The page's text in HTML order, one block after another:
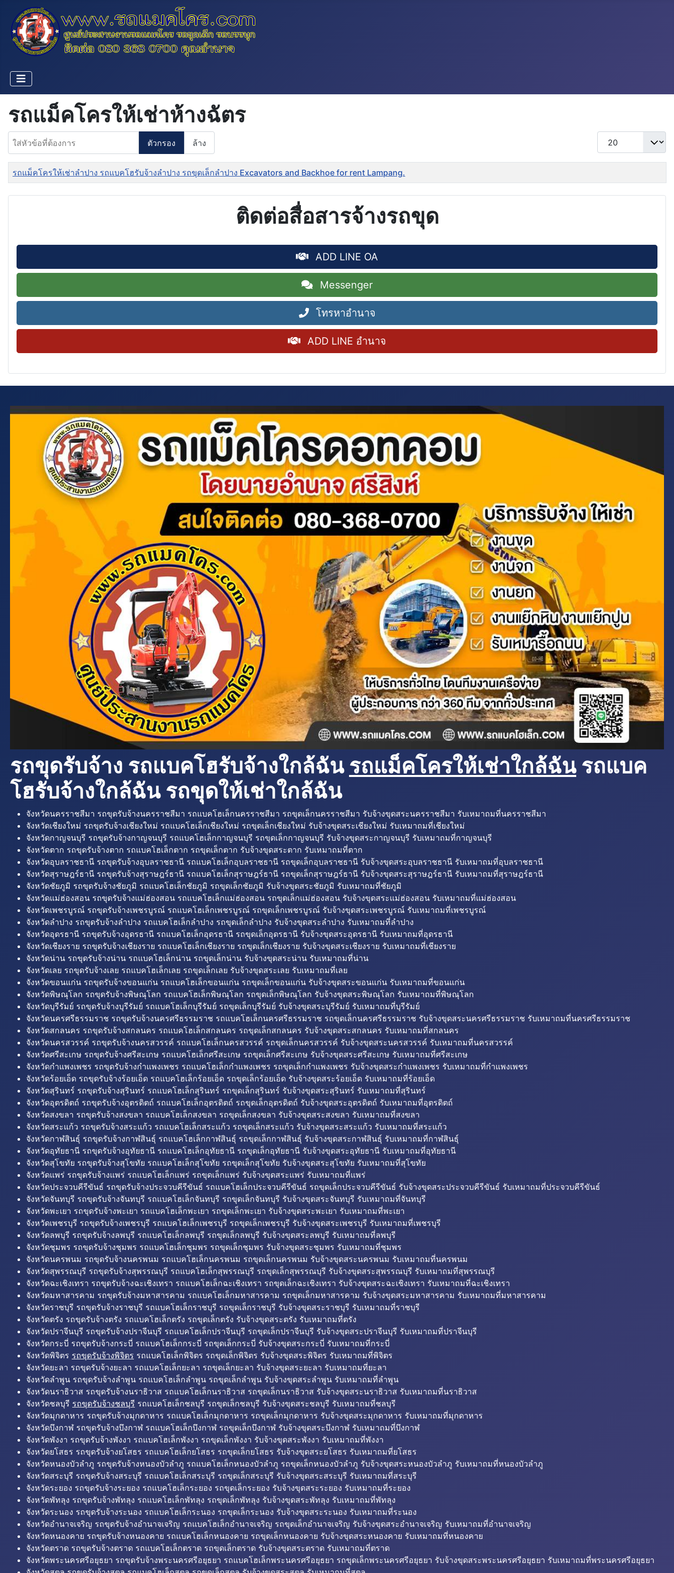
รถแม็คโครให้เช่าห้างฉัตร
ใส่หัวข้อที่ต้องการ
ตัวกรอง ล้าง
แสดง #
ชื่อ
รถแม็คโครให้เช่าลำปาง รถแบคโฮรับจ้างลำปาง รถขุดเล็กลำปาง Excavators and Backhoe for rent Lampang.
ติดต่อสื่อสารจ้างรถขุด
ADD LINE OA
Messenger
โทรหาอำนาจ
ADD LINE อำนาจ
รถขุดรับจ้าง รถแบคโฮรับจ้างใกล้ฉัน รถแม็คโครให้เช่าใกล้ฉันรถแบค
โฮรับจ้างใกล้ฉัน รถขุดให้เช่าใกล้ฉัน
จังหวัดนครราชสีมา รถขุดรับจ้างนครราชสีมา รถแบคโฮเล็กนครราชสีมา รถขุดเล็กนครราชสีมา รับจ้างขุดสระนครราชสีมา รับเหมาถมที่นครราชสีมา
จังหวัดเชียงใหม่ รถขุดรับจ้างเชียงใหม่ รถแบคโฮเล็กเชียงใหม่ รถขุดเล็กเชียงใหม่ รับจ้างขุดสระเชียงใหม่ รับเหมาถมที่เชียงใหม่
จังหวัดกาญจนบุรี รถขุดรับจ้างกาญจนบุรี รถแบคโฮเล็กกาญจนบุรี รถขุดเล็กกาญจนบุรี รับจ้างขุดสระกาญจนบุรี รับเหมาถมที่กาญจนบุรี
จังหวัดตาก รถขุดรับจ้างตาก รถแบคโฮเล็กตาก รถขุดเล็กตาก รับจ้างขุดสระตาก รับเหมาถมที่ตาก
จังหวัดอุบลราชธานี รถขุดรับจ้างอุบลราชธานี รถแบคโฮเล็กอุบลราชธานี รถขุดเล็กอุบลราชธานี รับจ้างขุดสระอุบลราชธานี รับเหมาถมที่อุบลราชธานี
จังหวัดสุราษฎร์ธานี รถขุดรับจ้างสุราษฎร์ธานี รถแบคโฮเล็กสุราษฎร์ธานี รถขุดเล็กสุราษฎร์ธานี รับจ้างขุดสระสุราษฎร์ธานี รับเหมาถมที่สุราษฎร์ธานี
จังหวัดชัยภูมิ รถขุดรับจ้างชัยภูมิ รถแบคโฮเล็กชัยภูมิ รถขุดเล็กชัยภูมิ รับจ้างขุดสระชัยภูมิ รับเหมาถมที่ชัยภูมิ
จังหวัดแม่ฮ่องสอน รถขุดรับจ้างแม่ฮ่องสอน รถแบคโฮเล็กแม่ฮ่องสอน รถขุดเล็กแม่ฮ่องสอน รับจ้างขุดสระแม่ฮ่องสอน รับเหมาถมที่แม่ฮ่องสอน
จังหวัดเพชรบูรณ์ รถขุดรับจ้างเพชรบูรณ์ รถแบคโฮเล็กเพชรบูรณ์ รถขุดเล็กเพชรบูรณ์ รับจ้างขุดสระเพชรบูรณ์ รับเหมาถมที่เพชรบูรณ์
จังหวัดลำปาง รถขุดรับจ้างลำปาง รถแบคโฮเล็กลำปาง รถขุดเล็กลำปาง รับจ้างขุดสระลำปาง รับเหมาถมที่ลำปาง
จังหวัดอุดรธานี รถขุดรับจ้างอุดรธานี รถแบคโฮเล็กอุดรธานี รถขุดเล็กอุดรธานี รับจ้างขุดสระอุดรธานี รับเหมาถมที่อุดรธานี
จังหวัดเชียงราย รถขุดรับจ้างเชียงราย รถแบคโฮเล็กเชียงราย รถขุดเล็กเชียงราย รับจ้างขุดสระเชียงราย รับเหมาถมที่เชียงราย
จังหวัดน่าน รถขุดรับจ้างน่าน รถแบคโฮเล็กน่าน รถขุดเล็กน่าน รับจ้างขุดสระน่าน รับเหมาถมที่น่าน
จังหวัดเลย รถขุดรับจ้างเลย รถแบคโฮเล็กเลย รถขุดเล็กเลย รับจ้างขุดสระเลย รับเหมาถมที่เลย
จังหวัดขอนแก่น รถขุดรับจ้างขอนแก่น รถแบคโฮเล็กขอนแก่น รถขุดเล็กขอนแก่น รับจ้างขุดสระขอนแก่น รับเหมาถมที่ขอนแก่น
จังหวัดพิษณุโลก รถขุดรับจ้างพิษณุโลก รถแบคโฮเล็กพิษณุโลก รถขุดเล็กพิษณุโลก รับจ้างขุดสระพิษณุโลก รับเหมาถมที่พิษณุโลก
จังหวัดบุรีรัมย์ รถขุดรับจ้างบุรีรัมย์ รถแบคโฮเล็กบุรีรัมย์ รถขุดเล็กบุรีรัมย์ รับจ้างขุดสระบุรีรัมย์ รับเหมาถมที่บุรีรัมย์
จังหวัดนครศรีธรรมราช รถขุดรับจ้างนครศรีธรรมราช รถแบคโฮเล็กนครศรีธรรมราช รถขุดเล็กนครศรีธรรมราช รับจ้างขุดสระนครศรีธรรมราช รับเหมาถมที่นครศรีธรรมราช
จังหวัดสกลนคร รถขุดรับจ้างสกลนคร รถแบคโฮเล็กสกลนคร รถขุดเล็กสกลนคร รับจ้างขุดสระสกลนคร รับเหมาถมที่สกลนคร
จังหวัดนครสวรรค์ รถขุดรับจ้างนครสวรรค์ รถแบคโฮเล็กนครสวรรค์ รถขุดเล็กนครสวรรค์ รับจ้างขุดสระนครสวรรค์ รับเหมาถมที่นครสวรรค์
จังหวัดศรีสะเกษ รถขุดรับจ้างศรีสะเกษ รถแบคโฮเล็กศรีสะเกษ รถขุดเล็กศรีสะเกษ รับจ้างขุดสระศรีสะเกษ รับเหมาถมที่ศรีสะเกษ
จังหวัดกำแพงเพชร รถขุดรับจ้างกำแพงเพชร รถแบคโฮเล็กกำแพงเพชร รถขุดเล็กกำแพงเพชร รับจ้างขุดสระกำแพงเพชร รับเหมาถมที่กำแพงเพชร
จังหวัดร้อยเอ็ด รถขุดรับจ้างร้อยเอ็ด รถแบคโฮเล็กร้อยเอ็ด รถขุดเล็กร้อยเอ็ด รับจ้างขุดสระร้อยเอ็ด รับเหมาถมที่ร้อยเอ็ด
จังหวัดสุรินทร์ รถขุดรับจ้างสุรินทร์ รถแบคโฮเล็กสุรินทร์ รถขุดเล็กสุรินทร์ รับจ้างขุดสระสุรินทร์ รับเหมาถมที่สุรินทร์
จังหวัดอุตรดิตถ์ รถขุดรับจ้างอุตรดิตถ์ รถแบคโฮเล็กอุตรดิตถ์ รถขุดเล็กอุตรดิตถ์ รับจ้างขุดสระอุตรดิตถ์ รับเหมาถมที่อุตรดิตถ์
จังหวัดสงขลา รถขุดรับจ้างสงขลา รถแบคโฮเล็กสงขลา รถขุดเล็กสงขลา รับจ้างขุดสระสงขลา รับเหมาถมที่สงขลา
จังหวัดสระแก้ว รถขุดรับจ้างสระแก้ว รถแบคโฮเล็กสระแก้ว รถขุดเล็กสระแก้ว รับจ้างขุดสระสระแก้ว รับเหมาถมที่สระแก้ว
จังหวัดกาฬสินธุ์ รถขุดรับจ้างกาฬสินธุ์ รถแบคโฮเล็กกาฬสินธุ์ รถขุดเล็กกาฬสินธุ์ รับจ้างขุดสระกาฬสินธุ์ รับเหมาถมที่กาฬสินธุ์
จังหวัดอุทัยธานี รถขุดรับจ้างอุทัยธานี รถแบคโฮเล็กอุทัยธานี รถขุดเล็กอุทัยธานี รับจ้างขุดสระอุทัยธานี รับเหมาถมที่อุทัยธานี
จังหวัดสุโขทัย รถขุดรับจ้างสุโขทัย รถแบคโฮเล็กสุโขทัย รถขุดเล็กสุโขทัย รับจ้างขุดสระสุโขทัย รับเหมาถมที่สุโขทัย
จังหวัดแพร่ รถขุดรับจ้างแพร่ รถแบคโฮเล็กแพร่ รถขุดเล็กแพร่ รับจ้างขุดสระแพร่ รับเหมาถมที่แพร่
จังหวัดประจวบคีรีขันธ์ รถขุดรับจ้างประจวบคีรีขันธ์ รถแบคโฮเล็กประจวบคีรีขันธ์ รถขุดเล็กประจวบคีรีขันธ์ รับจ้างขุดสระประจวบคีรีขันธ์ รับเหมาถมที่ประจวบคีรีขันธ์
จังหวัดจันทบุรี รถขุดรับจ้างจันทบุรี รถแบคโฮเล็กจันทบุรี รถขุดเล็กจันทบุรี รับจ้างขุดสระจันทบุรี รับเหมาถมที่จันทบุรี
จังหวัดพะเยา รถขุดรับจ้างพะเยา รถแบคโฮเล็กพะเยา รถขุดเล็กพะเยา รับจ้างขุดสระพะเยา รับเหมาถมที่พะเยา
จังหวัดเพชรบุรี รถขุดรับจ้างเพชรบุรี รถแบคโฮเล็กเพชรบุรี รถขุดเล็กเพชรบุรี รับจ้างขุดสระเพชรบุรี รับเหมาถมที่เพชรบุรี
จังหวัดลพบุรี รถขุดรับจ้างลพบุรี รถแบคโฮเล็กลพบุรี รถขุดเล็กลพบุรี รับจ้างขุดสระลพบุรี รับเหมาถมที่ลพบุรี
จังหวัดชุมพร รถขุดรับจ้างชุมพร รถแบคโฮเล็กชุมพร รถขุดเล็กชุมพร รับจ้างขุดสระชุมพร รับเหมาถมที่ชุมพร
จังหวัดนครพนม รถขุดรับจ้างนครพนม รถแบคโฮเล็กนครพนม รถขุดเล็กนครพนม รับจ้างขุดสระนครพนม รับเหมาถมที่นครพนม
จังหวัดสุพรรณบุรี รถขุดรับจ้างสุพรรณบุรี รถแบคโฮเล็กสุพรรณบุรี รถขุดเล็กสุพรรณบุรี รับจ้างขุดสระสุพรรณบุรี รับเหมาถมที่สุพรรณบุรี
จังหวัดฉะเชิงเทรา รถขุดรับจ้างฉะเชิงเทรา รถแบคโฮเล็กฉะเชิงเทรา รถขุดเล็กฉะเชิงเทรา รับจ้างขุดสระฉะเชิงเทรา รับเหมาถมที่ฉะเชิงเทรา
จังหวัดมหาสารคาม รถขุดรับจ้างมหาสารคาม รถแบคโฮเล็กมหาสารคาม รถขุดเล็กมหาสารคาม รับจ้างขุดสระมหาสารคาม รับเหมาถมที่มหาสารคาม
จังหวัดราชบุรี รถขุดรับจ้างราชบุรี รถแบคโฮเล็กราชบุรี รถขุดเล็กราชบุรี รับจ้างขุดสระราชบุรี รับเหมาถมที่ราชบุรี
จังหวัดตรัง รถขุดรับจ้างตรัง รถแบคโฮเล็กตรัง รถขุดเล็กตรัง รับจ้างขุดสระตรัง รับเหมาถมที่ตรัง
จังหวัดปราจีนบุรี รถขุดรับจ้างปราจีนบุรี รถแบคโฮเล็กปราจีนบุรี รถขุดเล็กปราจีนบุรี รับจ้างขุดสระปราจีนบุรี รับเหมาถมที่ปราจีนบุรี
จังหวัดกระบี่ รถขุดรับจ้างกระบี่ รถแบคโฮเล็กกระบี่ รถขุดเล็กกระบี่ รับจ้างขุดสระกระบี่ รับเหมาถมที่กระบี่
จังหวัดพิจิตร รถขุดรับจ้างพิจิตร รถแบคโฮเล็กพิจิตร รถขุดเล็กพิจิตร รับจ้างขุดสระพิจิตร รับเหมาถมที่พิจิตร
จังหวัดยะลา รถขุดรับจ้างยะลา รถแบคโฮเล็กยะลา รถขุดเล็กยะลา รับจ้างขุดสระยะลา รับเหมาถมที่ยะลา
จังหวัดลำพูน รถขุดรับจ้างลำพูน รถแบคโฮเล็กลำพูน รถขุดเล็กลำพูน รับจ้างขุดสระลำพูน รับเหมาถมที่ลำพูน
จังหวัดนราธิวาส รถขุดรับจ้างนราธิวาส รถแบคโฮเล็กนราธิวาส รถขุดเล็กนราธิวาส รับจ้างขุดสระนราธิวาส รับเหมาถมที่นราธิวาส
จังหวัดชลบุรี รถขุดรับจ้างชลบุรี รถแบคโฮเล็กชลบุรี รถขุดเล็กชลบุรี รับจ้างขุดสระชลบุรี รับเหมาถมที่ชลบุรี
จังหวัดมุกดาหาร รถขุดรับจ้างมุกดาหาร รถแบคโฮเล็กมุกดาหาร รถขุดเล็กมุกดาหาร รับจ้างขุดสระมุกดาหาร รับเหมาถมที่มุกดาหาร
จังหวัดบึงกาฬ รถขุดรับจ้างบึงกาฬ รถแบคโฮเล็กบึงกาฬ รถขุดเล็กบึงกาฬ รับจ้างขุดสระบึงกาฬ รับเหมาถมที่บึงกาฬ
จังหวัดพังงา รถขุดรับจ้างพังงา รถแบคโฮเล็กพังงา รถขุดเล็กพังงา รับจ้างขุดสระพังงา รับเหมาถมที่พังงา
จังหวัดยโสธร รถขุดรับจ้างยโสธร รถแบคโฮเล็กยโสธร รถขุดเล็กยโสธร รับจ้างขุดสระยโสธร รับเหมาถมที่ยโสธร
จังหวัดหนองบัวลำภู รถขุดรับจ้างหนองบัวลำภู รถแบคโฮเล็กหนองบัวลำภู รถขุดเล็กหนองบัวลำภู รับจ้างขุดสระหนองบัวลำภู รับเหมาถมที่หนองบัวลำภู
จังหวัดสระบุรี รถขุดรับจ้างสระบุรี รถแบคโฮเล็กสระบุรี รถขุดเล็กสระบุรี รับจ้างขุดสระสระบุรี รับเหมาถมที่สระบุรี
จังหวัดระยอง รถขุดรับจ้างระยอง รถแบคโฮเล็กระยอง รถขุดเล็กระยอง รับจ้างขุดสระระยอง รับเหมาถมที่ระยอง
จังหวัดพัทลุง รถขุดรับจ้างพัทลุง รถแบคโฮเล็กพัทลุง รถขุดเล็กพัทลุง รับจ้างขุดสระพัทลุง รับเหมาถมที่พัทลุง
จังหวัดระนอง รถขุดรับจ้างระนอง รถแบคโฮเล็กระนอง รถขุดเล็กระนอง รับจ้างขุดสระระนอง รับเหมาถมที่ระนอง
จังหวัดอำนาจเจริญ รถขุดรับจ้างอำนาจเจริญ รถแบคโฮเล็กอำนาจเจริญ รถขุดเล็กอำนาจเจริญ รับจ้างขุดสระอำนาจเจริญ รับเหมาถมที่อำนาจเจริญ
จังหวัดหนองคาย รถขุดรับจ้างหนองคาย รถแบคโฮเล็กหนองคาย รถขุดเล็กหนองคาย รับจ้างขุดสระหนองคาย รับเหมาถมที่หนองคาย
จังหวัดตราด รถขุดรับจ้างตราด รถแบคโฮเล็กตราด รถขุดเล็กตราด รับจ้างขุดสระตราด รับเหมาถมที่ตราด
จังหวัดพระนครศรีอยุธยา รถขุดรับจ้างพระนครศรีอยุธยา รถแบคโฮเล็กพระนครศรีอยุธยา รถขุดเล็กพระนครศรีอยุธยา รับจ้างขุดสระพระนครศรีอยุธยา รับเหมาถมที่พระนครศรีอยุธยา